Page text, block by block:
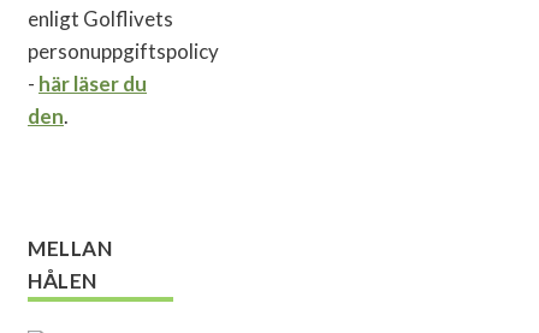
enligt Golflivets
personuppgiftspolicy
- här läser du
den.
MELLAN
HÅLEN